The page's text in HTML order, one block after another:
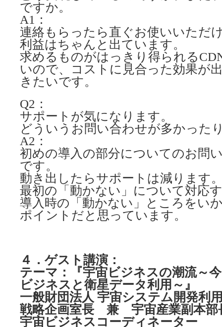
ですか。
A1：
連絡もらったら直ぐお使いいただ
利益はちゃんと出ています。
求めるものがはっきり得られる
いので、コストに見合った効果が
きたいです。
Q2：
サポートが気になります。
どういうお問い合わせが多かった
A2：
初めの導入の部分についてのお問
です。
動き出したらサポートは減ります
最初の「動かない」について対応
導入時の「動かない」ところをい
ポイントだと思っています。
４．ゲスト講演：
テーマ：『宇宙ビジネスの潮流～
ビジネスと衛星データ利用～』
一般財団法人 宇宙システム開発利
戦略企画室長 兼 宇宙産業副本部
宇宙ビジネスコーディネーター